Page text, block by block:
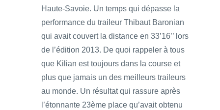
Haute-Savoie. Un temps qui dépasse la
performance du traileur Thibaut Baronian
qui avait couvert la distance en 33’16’’ lors
de l’édition 2013. De quoi rappeler à tous
que Kilian est toujours dans la course et
plus que jamais un des meilleurs traileurs
au monde. Un résultat qui rassure après
l’étonnante 23ème place qu’avait obtenu